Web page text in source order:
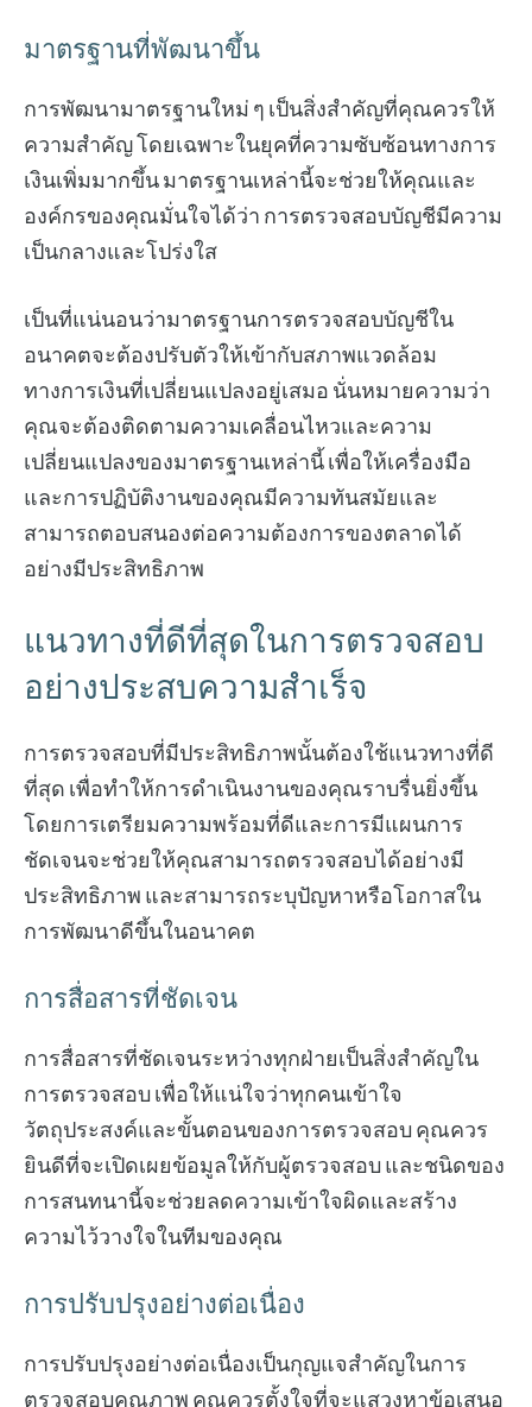
มาตรฐานที่พัฒนาขึ้น
การพัฒนามาตรฐานใหม่ ๆ เป็นสิ่งสำคัญที่คุณควรให้
ความสำคัญ โดยเฉพาะในยุคที่ความซับซ้อนทางการ
เงินเพิ่มมากขึ้น มาตรฐานเหล่านี้จะช่วยให้คุณและ
องค์กรของคุณมั่นใจได้ว่า การตรวจสอบบัญชีมีความ
เป็นกลางและโปร่งใส
เป็นที่แน่นอนว่ามาตรฐานการตรวจสอบบัญชีใน
อนาคตจะต้องปรับตัวให้เข้ากับสภาพแวดล้อม
ทางการเงินที่เปลี่ยนแปลงอยู่เสมอ นั่นหมายความว่า
คุณจะต้องติดตามความเคลื่อนไหวและความ
เปลี่ยนแปลงของมาตรฐานเหล่านี้ เพื่อให้เครื่องมือ
และการปฏิบัติงานของคุณมีความทันสมัยและ
สามารถตอบสนองต่อความต้องการของตลาดได้
อย่างมีประสิทธิภาพ
แนวทางที่ดีที่สุดในการตรวจสอบ
อย่างประสบความสำเร็จ
การตรวจสอบที่มีประสิทธิภาพนั้นต้องใช้แนวทางที่ดี
ที่สุด เพื่อทำให้การดำเนินงานของคุณราบรื่นยิ่งขึ้น
โดยการเตรียมความพร้อมที่ดีและการมีแผนการ
ชัดเจนจะช่วยให้คุณสามารถตรวจสอบได้อย่างมี
ประสิทธิภาพ และสามารถระบุปัญหาหรือโอกาสใน
การพัฒนาดีขึ้นในอนาคต
การสื่อสารที่ชัดเจน
การสื่อสารที่ชัดเจนระหว่างทุกฝ่ายเป็นสิ่งสำคัญใน
การตรวจสอบ เพื่อให้แน่ใจว่าทุกคนเข้าใจ
วัตถุประสงค์และขั้นตอนของการตรวจสอบ คุณควร
ยินดีที่จะเปิดเผยข้อมูลให้กับผู้ตรวจสอบ และชนิดของ
การสนทนานี้จะช่วยลดความเข้าใจผิดและสร้าง
ความไว้วางใจในทีมของคุณ
การปรับปรุงอย่างต่อเนื่อง
การปรับปรุงอย่างต่อเนื่องเป็นกุญแจสำคัญในการ
ตรวจสอบคุณภาพ คุณควรตั้งใจที่จะแสวงหาข้อเสนอ